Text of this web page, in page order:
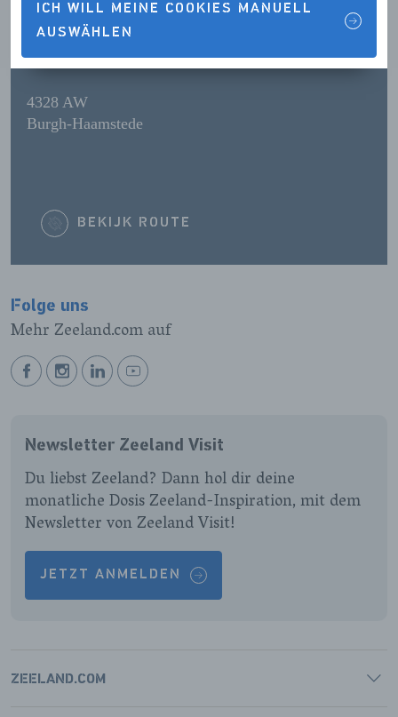
ICH WILL MEINE COOKIES MANUELL
AUSWÄHLEN
KONTAKTDETAILS
4328 AW
Burgh-Haamstede
BEKIJK ROUTE
Folge uns
Mehr Zeeland.com auf
BEKIJK
PAGINA
BEKIJK
PAGINA
BEKIJK
PAGINA
BEKIJK
PAGINA
Newsletter Zeeland Visit
Du liebst Zeeland? Dann hol dir deine
monatliche Dosis Zeeland-Inspiration, mit dem
Newsletter von Zeeland Visit!
JETZT ANMELDEN
ZEELAND.COM